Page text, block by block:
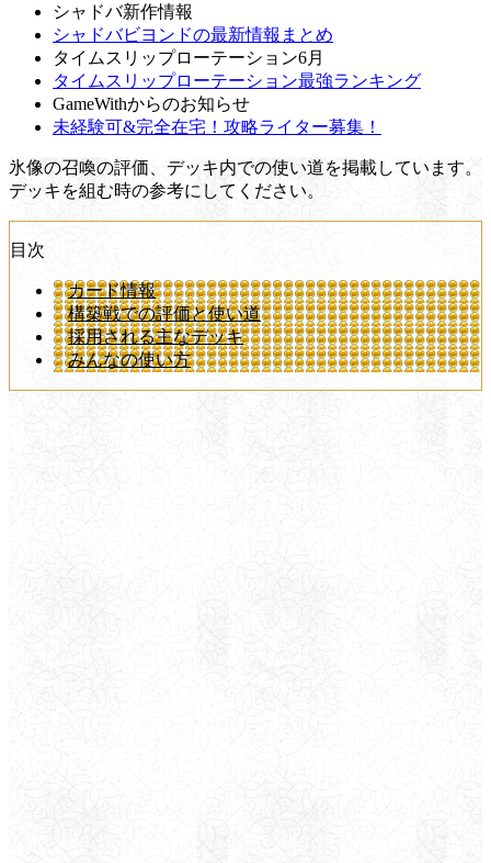
シャドバ新作情報
シャドバビヨンドの最新情報まとめ
タイムスリップローテーション6月
タイムスリップローテーション最強ランキング
GameWithからのお知らせ
未経験可&完全在宅！攻略ライター募集！
氷像の召喚の評価、デッキ内での使い道を掲載しています。
デッキを組む時の参考にしてください。
目次
カード情報
構築戦での評価と使い道
採用される主なデッキ
みんなの使い方